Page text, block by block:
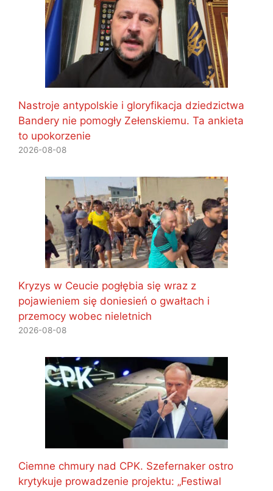
Nastroje antypolskie i gloryfikacja dziedzictwa
Bandery nie pomogły Zełenskiemu. Ta ankieta
to upokorzenie
2026-08-08
Kryzys w Ceucie pogłębia się wraz z
pojawieniem się doniesień o gwałtach i
przemocy wobec nieletnich
2026-08-08
Ciemne chmury nad CPK. Szefernaker ostro
krytykuje prowadzenie projektu: „Festiwal